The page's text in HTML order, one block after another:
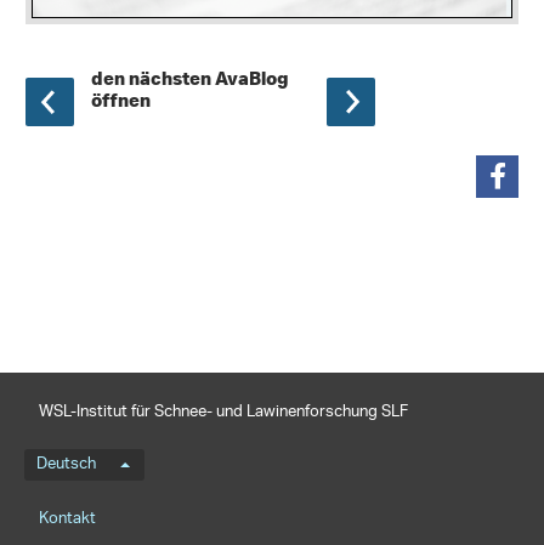
den nächsten AvaBlog
öffnen
WSL-Institut für Schnee- und Lawinenforschung SLF
Sprachmenü
Deutsch
Footernavigation
Kontakt